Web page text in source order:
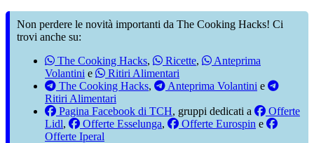
Non perdere le novità importanti da The Cooking Hacks! Ci
trovi anche su:
The Cooking Hacks, Ricette,
Anteprima
Volantini e
Ritiri Alimentari
The Cooking Hacks, Anteprima Volantini e
Ritiri Alimentari
Pagina Facebook di TCH, gruppi dedicati a
Offerte
Lidl, Offerte Esselunga, Offerte Eurospin e
Offerte Iperal